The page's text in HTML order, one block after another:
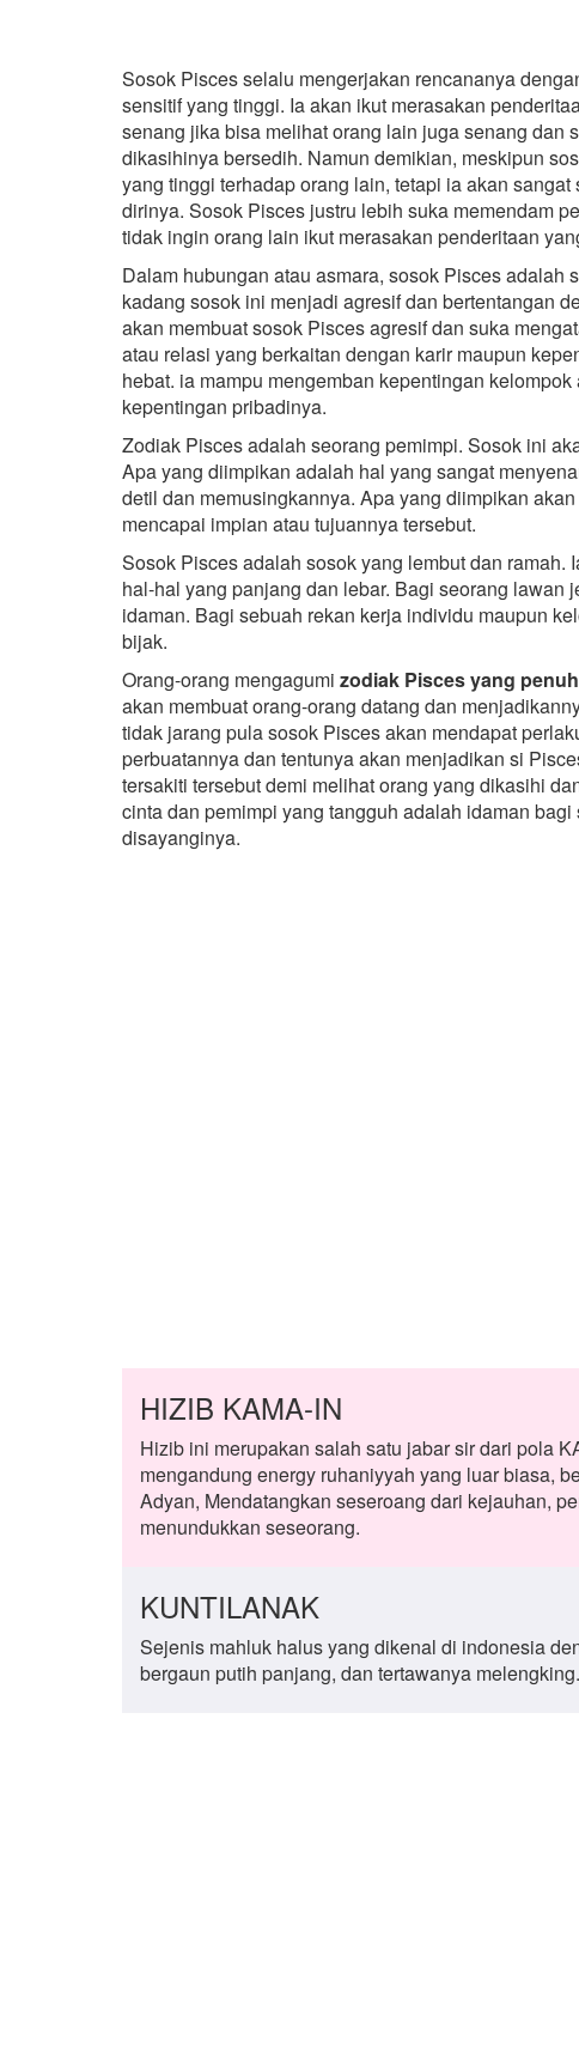
Sosok Pisces selalu mengerjakan rencananya
sensitif yang tinggi. Ia akan ikut merasakan
senang jika bisa melihat orang lain juga senang dan
dikasihinya bersedih. Namun demikian, meskipun
yang tinggi terhadap orang lain, tetapi ia akan
dirinya. Sosok Pisces justru lebih suka memendam
tidak ingin orang lain ikut merasakan penderitaan
Dalam hubungan atau asmara, sosok Pisces adalah
kadang sosok ini menjadi agresif dan bertentangan
akan membuat sosok Pisces agresif dan suka
atau relasi yang berkaitan dengan karir maupun
hebat. ia mampu mengemban kepentingan
kepentingan pribadinya.
Zodiak Pisces adalah seorang pemimpi. Sosok ini
Apa yang diimpikan adalah hal yang sangat
detil dan memusingkannya. Apa yang diimpikan
mencapai impian atau tujuannya tersebut.
Sosok Pisces adalah sosok yang lembut dan
hal-hal yang panjang dan lebar. Bagi seorang
idaman. Bagi sebuah rekan kerja individu maupun
bijak.
Orang-orang mengagumi zodiak Pisces yang
akan membuat orang-orang datang dan
tidak jarang pula sosok Pisces akan mendapat
perbuatannya dan tentunya akan menjadikan si
tersakiti tersebut demi melihat orang yang dikasihi
cinta dan pemimpi yang tangguh adalah idaman
disayanginya.
HIZIB KAMA-IN
Hizib ini merupakan salah satu jabar sir dari pola
mengandung energy ruhaniyyah yang luar biasa,
Adyan, Mendatangkan seseroang dari kejauhan,
menundukkan seseorang.
KUNTILANAK
Sejenis mahluk halus yang dikenal di indonesia
bergaun putih panjang, dan tertawanya melengking.